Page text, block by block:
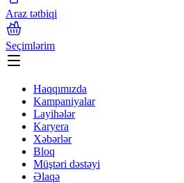
Araz tətbiqi
Seçimlərim
Haqqımızda
Kampaniyalar
Layihələr
Karyera
Xəbərlər
Bloq
Müştəri dəstəyi
Əlaqə